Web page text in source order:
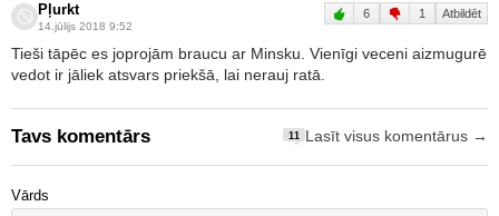
Pļurkt
14.jūlijs 2018 9:52
6 1 Atbildēt
Tieši tāpēc es joprojām braucu ar Minsku. Vienīgi veceni aizmugurē
vedot ir jāliek atsvars priekšā, lai nerauj ratā.
Tavs komentārs 11 Lasīt visus komentārus →
Vārds